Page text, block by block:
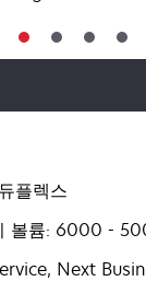
플렉스
볼륨: 6000 -
Next